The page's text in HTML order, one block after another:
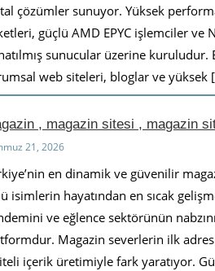
çözümler sunuyor. Yüksek
güçlü AMD EPYC işlemciler ve
sunucular üzerine kuruludur.
web siteleri, bloglar ve yüksek
, magazin sitesi , magazin
21, 2026
en dinamik ve güvenilir
isimlerin hayatından en sıcak
ve eğlence sektörünün
Magazin severlerin ilk
içerik üretimiyle fark yaratıyor.